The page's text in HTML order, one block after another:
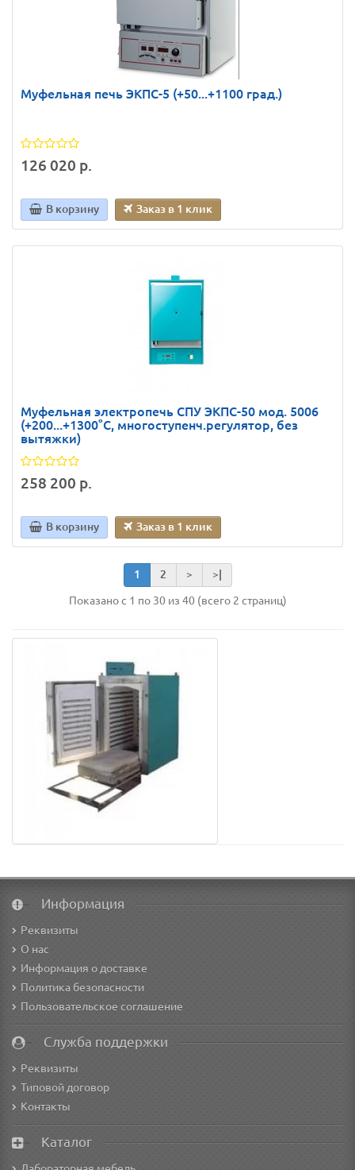
Муфельная печь ЭКПС-5 (+50...+1100 град.)
126 020 р.
В корзину Заказ в 1 клик
Муфельная электропечь СПУ ЭКПС-50 мод. 5006
(+200...+1300°С, многоступенч.регулятор, без
вытяжки)
258 200 р.
В корзину Заказ в 1 клик
1 2 > >|
Показано с 1 по 30 из 40 (всего 2 страниц)
Информация
Реквизиты
О нас
Информация о доставке
Политика безопасности
Пользовательское соглашение
Служба поддержки
Реквизиты
Типовой договор
Контакты
Каталог